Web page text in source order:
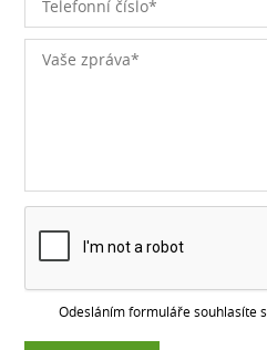
Odesláním formuláře souhlasíte s